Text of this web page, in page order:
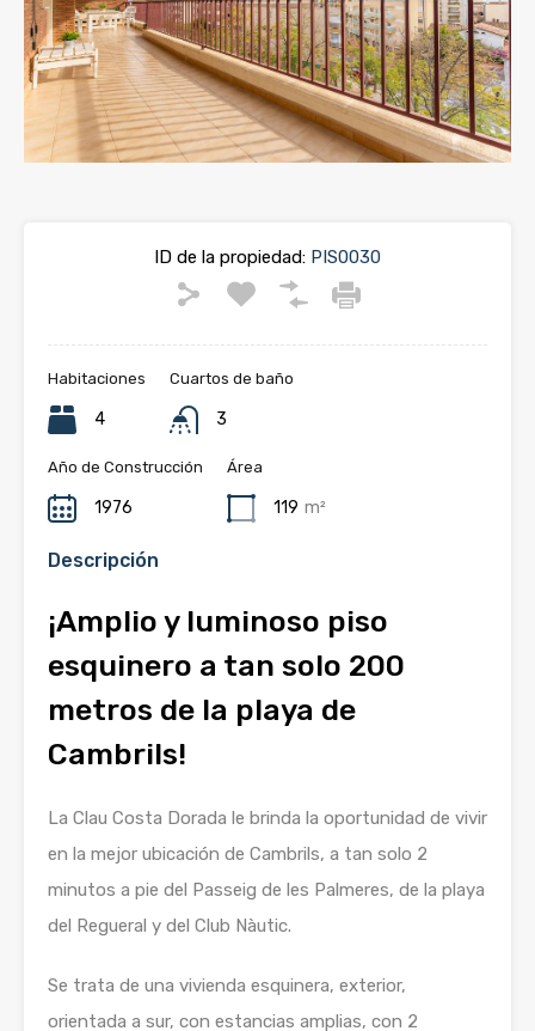
ID de la propiedad: PIS0030
Habitaciones
4
Cuartos de baño
3
Año de Construcción
1976
Área
119 m²
Descripción
¡Amplio y luminoso piso
esquinero a tan solo 200
metros de la playa de
Cambrils!
La Clau Costa Dorada le brinda la oportunidad de vivir
en la mejor ubicación de Cambrils, a tan solo 2
minutos a pie del Passeig de les Palmeres, de la playa
del Regueral y del Club Nàutic.
Se trata de una vivienda esquinera, exterior,
orientada a sur, con estancias amplias, con 2